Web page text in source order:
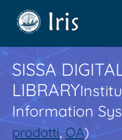
SISSA
LIBRARY
Information
prodotti,OA)